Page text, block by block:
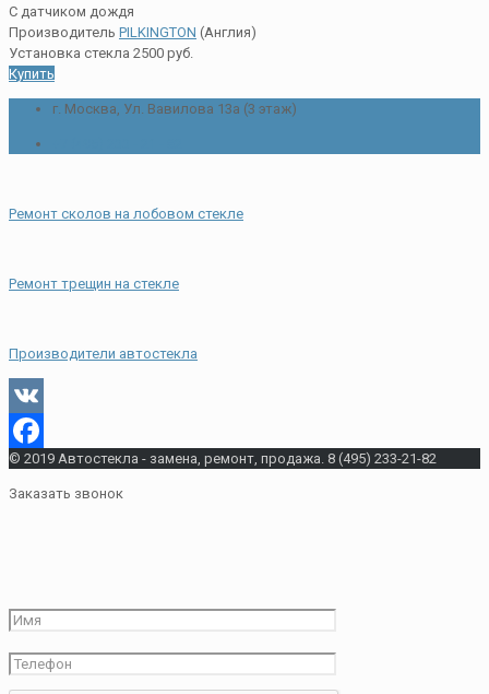
С датчиком дождя
Производитель PILKINGTON (Англия)
Установка стекла 2500 руб.
Купить
г. Москва, Ул. Вавилова 13а (3 этаж)
Ремонт сколов на лобовом стекле
Ремонт трещин на стекле
Производители автостекла
VK
Facebook
© 2019 Автостекла - замена, ремонт, продажа. 8 (495) 233-21-82
Заказать звонок